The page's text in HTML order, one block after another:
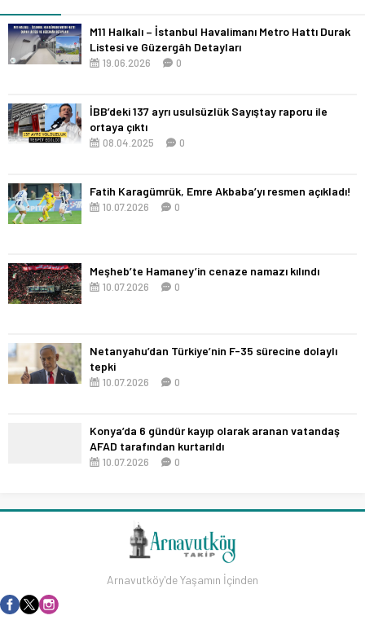
M11 Halkalı – İstanbul Havalimanı Metro Hattı Durak
Listesi ve Güzergâh Detayları
19.06.2026 0
İBB’deki 137 ayrı usulsüzlük Sayıştay raporu ile
ortaya çıktı
08.04.2025 0
Fatih Karagümrük, Emre Akbaba’yı resmen açıkladı!
10.07.2026 0
Meşheb’te Hamaney’in cenaze namazı kılındı
10.07.2026 0
Netanyahu’dan Türkiye’nin F-35 sürecine dolaylı
tepki
10.07.2026 0
Konya’da 6 gündür kayıp olarak aranan vatandaş
AFAD tarafından kurtarıldı
10.07.2026 0
Arnavutköy'de Yaşamın İçinden